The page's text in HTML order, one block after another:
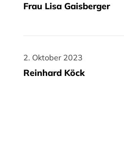
Frau Lisa Gaisberger
2. Oktober 2023
2. Oktober 2023
Reinhard Köck